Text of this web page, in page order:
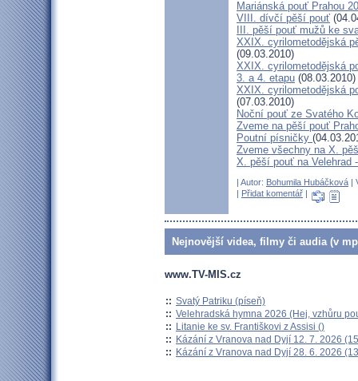
Mariánská pouť Prahou
VIII. dívčí pěší pouť
III. pěší pouť mužů ke
XXIX. cyrilometodějská
(09.03.2010)
XXIX. cyrilometodějská
3. a 4. etapu (08.03.2010)
XXIX. cyrilometodějská
(07.03.2010)
Noční pouť ze Svatého
Zveme na pěší pouť
Poutní písničky
Zveme všechny na X.
X. pěší pouť na Velehrad
| Autor: Bohumila Hubáčková |
| Přidat komentář |
Nejnovější videa, filmy či audia (v
www.TV-MIS.cz
:: Svatý Patriku (píseň)
:: Velehradská hymna 2026 (Hej, vzhůru
:: Litanie ke sv. Františkovi z Assisi ()
:: Kázání z Vranova nad Dyjí 12. 7. 2026
:: Kázání z Vranova nad Dyjí 28. 6. 2026